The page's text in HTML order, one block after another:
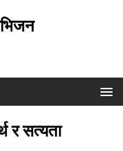
र सत्यता